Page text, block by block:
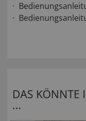
DAS KÖNNTE
...